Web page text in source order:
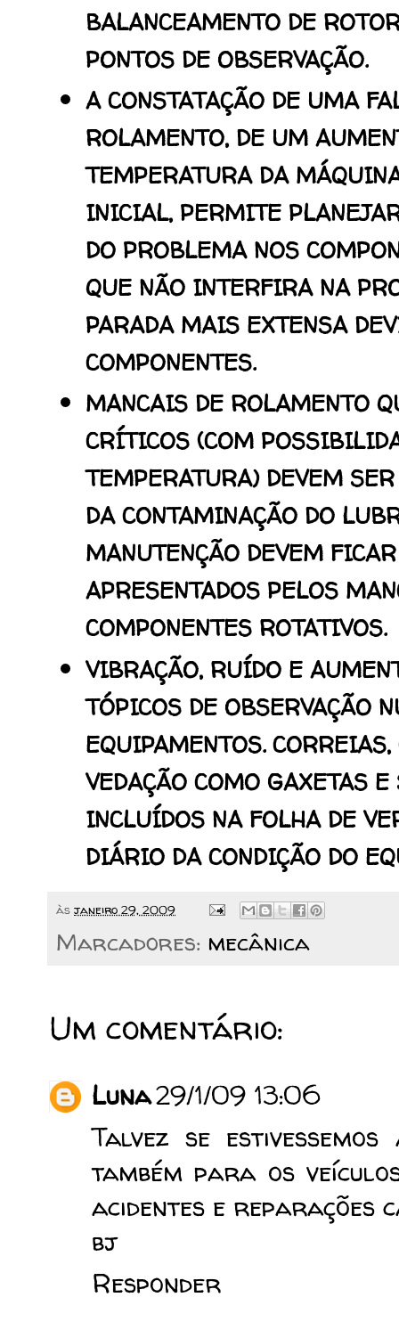
BALANCEAMENTO DE
PONTOS DE OBSERVAÇÃO.
A CONSTATAÇÃO DE UMA
ROLAMENTO, DE UM
TEMPERATURA DA
INICIAL, PERMITE
DO PROBLEMA NOS
QUE NÃO INTERFIRA NA
PARADA MAIS EXTENSA
COMPONENTES.
MANCAIS DE ROLAMENTO
CRÍTICOS (COM
TEMPERATURA) DEVEM
DA CONTAMINAÇÃO DO
MANUTENÇÃO DEVEM
APRESENTADOS PELOS
COMPONENTES ROTATIVOS.
VIBRAÇÃO, RUÍDO E
TÓPICOS DE OBSERVAÇÃO
EQUIPAMENTOS.
VEDAÇÃO COMO GAXETAS
INCLUÍDOS NA FOLHA DE
DIÁRIO DA CONDIÇÃO DO
às janeiro 29, 2009
Marcadores: mecânica
Um comentário:
Luna29/1/09 13:06
Talvez se
também para os
acidentes e reparações
bj
Responder